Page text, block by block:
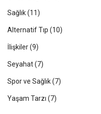
Sağlık(11)
Alternatif Tıp (10)
İlişkiler(9)
Seyahat(7)
Spor ve Sağlık(7)
Yaşam Tarzı (7)